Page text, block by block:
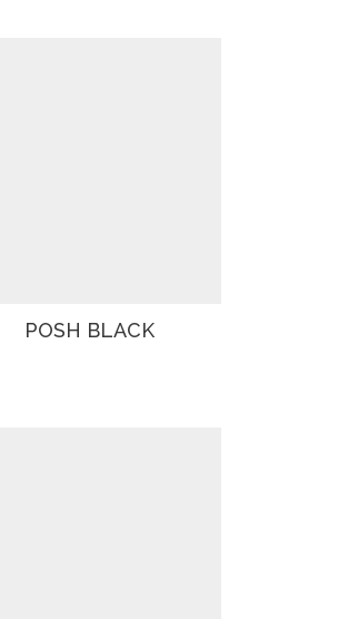
était : 1350€.
est : 875€.
POSH BLACK
était : 1440€.
est : 1080€.